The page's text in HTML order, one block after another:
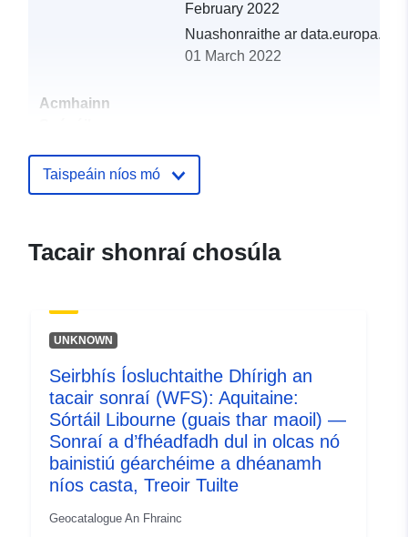
February 2022
Nuashonraithe ar data.europa.eu:
01 March 2022
Acmhainn
Aitheantóirí:
ide.developpement-
3485beed-da2b-4272-88ab-
483d-bc73-66cabad3a82a
Clóscríobh:
Acmhainn:
http://inspire.ec.europa.eu/
codelist/SpatialDataServiceType/
Taispeáin níos mó
Tacair shonraí chosúla
UNKNOWN
Seirbhís Íosluchtaithe Dhírigh an
tacair sonraí (WFS): Aquitaine:
Sórtáil Libourne (guais thar maoil) —
Sonraí a d’fhéadfadh dul in olcas nó
bainistiú géarchéime a dhéanamh
níos casta, Treoir Tuilte
Geocatalogue An Fhrainc